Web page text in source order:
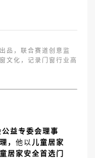
品，联合赛道创意监
文化，记录门窗行业高
益专委会理事
， 他以 儿童居家
居家安全首选门